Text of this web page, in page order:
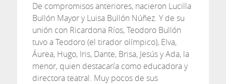
De compromisos anteriores, nacieron Lucilla
Bullón Mayor y Luisa Bullón Núñez. Y de su
unión con Ricardona Ríos, Teodoro Bullón
tuvo a Teodoro (el tirador olímpico), Elva,
Áurea, Hugo, Iris, Dante, Brisa, Jesús y Ada, la
menor, quien destacaría como educadora y
directora teatral. Muy pocos de sus